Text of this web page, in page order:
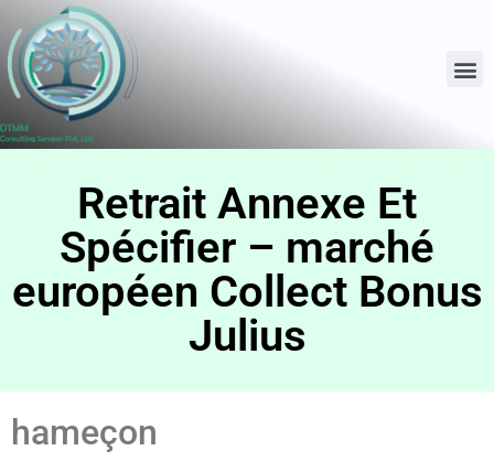
Retrait Annexe Et
Spécifier – marché
européen Collect Bonus
Julius
hameçon